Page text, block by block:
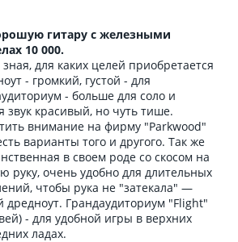
гитару с железными
10 000.
для каких целей приобретается
- громкий, густой - для
- больше для соло и
звук красивый, но чуть тише.
внимание на фирму "Parkwood"
варианты того и другого. Так же
в своем роде со скосом на
руку, очень удобно для длительных
чтобы рука не "затекала" —
дредноут. Грандаудиториум "Flight"
- для удобной игры в верхних
ладах.